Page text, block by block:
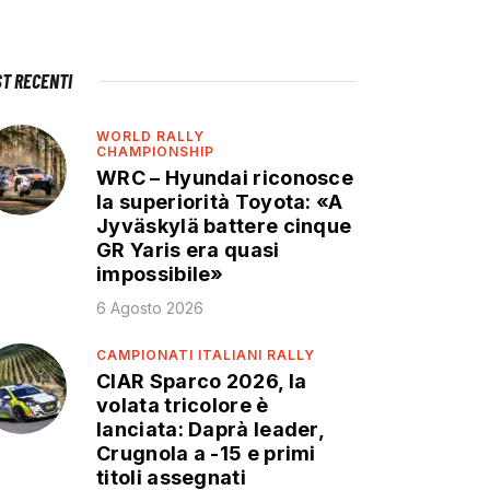
RECENTI
WORLD RALLY
CHAMPIONSHIP
WRC – Hyundai riconosce
la superiorità Toyota: «A
Jyväskylä battere cinque
GR Yaris era quasi
impossibile»
6 Agosto 2026
CAMPIONATI ITALIANI RALLY
CIAR Sparco 2026, la
volata tricolore è
lanciata: Daprà leader,
Crugnola a -15 e primi
titoli assegnati